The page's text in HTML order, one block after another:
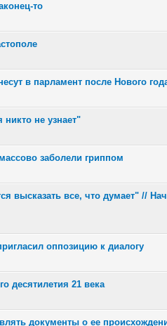
то
2 - Средняя оценка: 1.5 из 5
4 - Средняя оценка: 3 из 5
в парламент после Нового
7 - Средняя оценка: 3 из 5
123 4 5
не узнает"
2 - Средняя оценка: 2.5 из 5
12 3
заболели гриппом
Голосов: 2 - Средняя оценка: 3 из 5
1234 5
высказать все, что думает" //
оппозицию к диалогу
5 - Средняя оценка: 2 из 5
12345
десятилетия 21 века
2 - Средняя оценка: 2 из 5
12 34 5
документы о ее